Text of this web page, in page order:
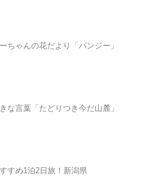
ちゃんの花だより「パンジー」
な言葉「たどりつき今だ山麓」
すめ1泊2日旅！新潟県